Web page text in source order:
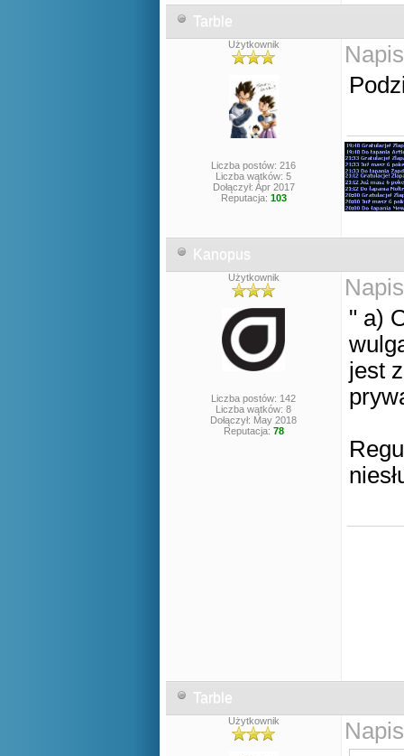
Tarble
Użytkownik
Liczba postów: 216
Liczba wątków: 5
Dołączył: Apr 2017
Reputacja: 103
Kanopus
Użytkownik
Liczba postów: 142
Liczba wątków: 8
Dołączył: May 2018
Reputacja: 78
" a)
jest
Tarble
Użytkownik